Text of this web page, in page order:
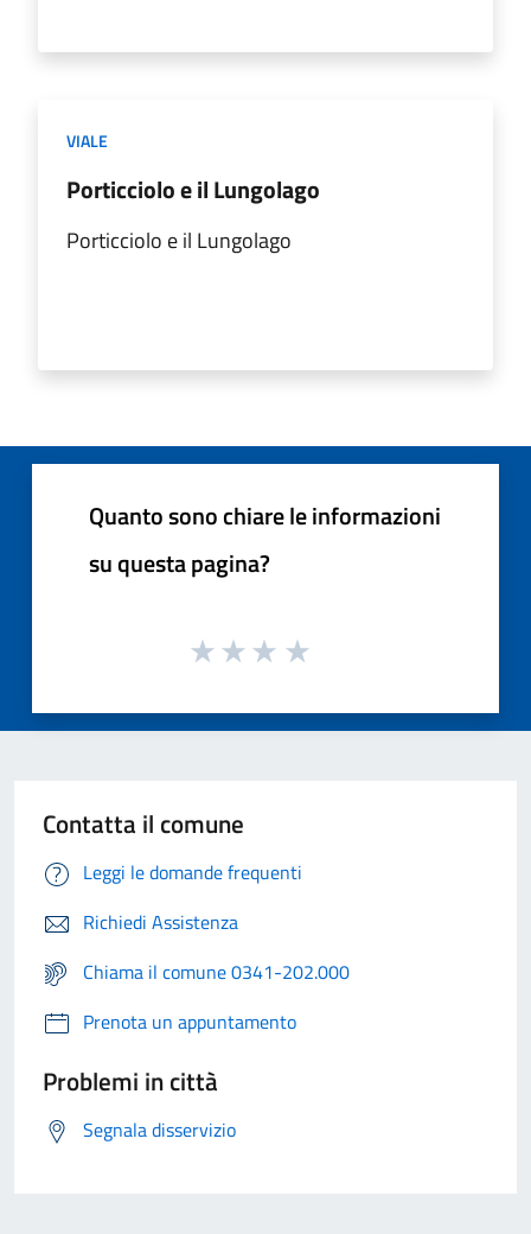
VIALE
Porticciolo e il Lungolago
Porticciolo e il Lungolago
Quanto sono chiare le informazioni
su questa pagina?
Contatta il comune
Leggi le domande frequenti
Richiedi Assistenza
Chiama il comune 0341-202.000
Prenota un appuntamento
Problemi in città
Segnala disservizio